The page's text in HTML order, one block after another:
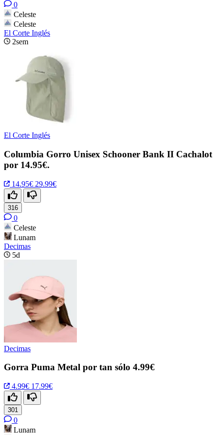
0
Celeste
Celeste
El Corte Inglés
2sem
El Corte Inglés
Columbia Gorro Unisex Schooner Bank II Cachalot
por 14.95€.
14.95€ 29.99€
316
0
Celeste
Lunam
Decimas
5d
Decimas
Gorra Puma Metal por tan sólo 4.99€
4.99€ 17.99€
301
0
Lunam